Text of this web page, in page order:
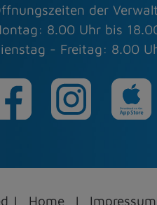
der
8.00 Uhr bis
- Freitag: 8.00
Home Impressum